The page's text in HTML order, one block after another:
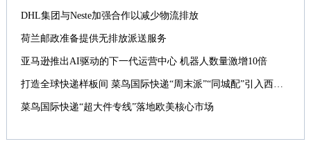
DHL集团与Neste加强合作以减少物流排放
荷兰邮政准备提供无排放派送服务
亚马逊推出AI驱动的下一代运营中心 机器人数量激增10倍
打造全球快递样板间 菜鸟国际快递“周末派”“同城配”引入西班牙
菜鸟国际快递“超大件专线”落地欧美核心市场